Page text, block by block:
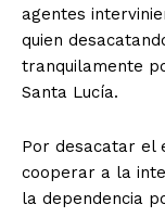
agentes
quien
tranquilamente
Santa Lucía.
Por desacatar el
cooperar a la
la dependencia